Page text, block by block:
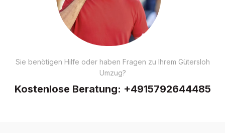
Sie benötigen Hilfe oder haben Fragen zu Ihrem Gütersloh
Umzug?
Kostenlose Beratung: +4915792644485